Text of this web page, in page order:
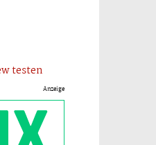
testen
Anzeige